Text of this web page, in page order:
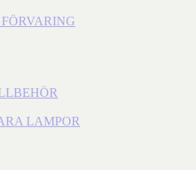
LAMPOR